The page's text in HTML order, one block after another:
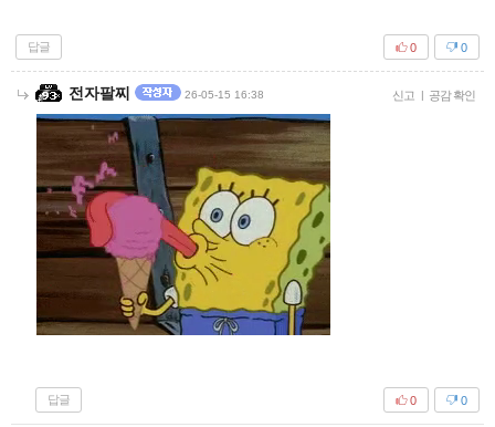
답글 0
0
전자팔찌 26-05-15 16:38 신고 | 공감 확인
답글 0
0